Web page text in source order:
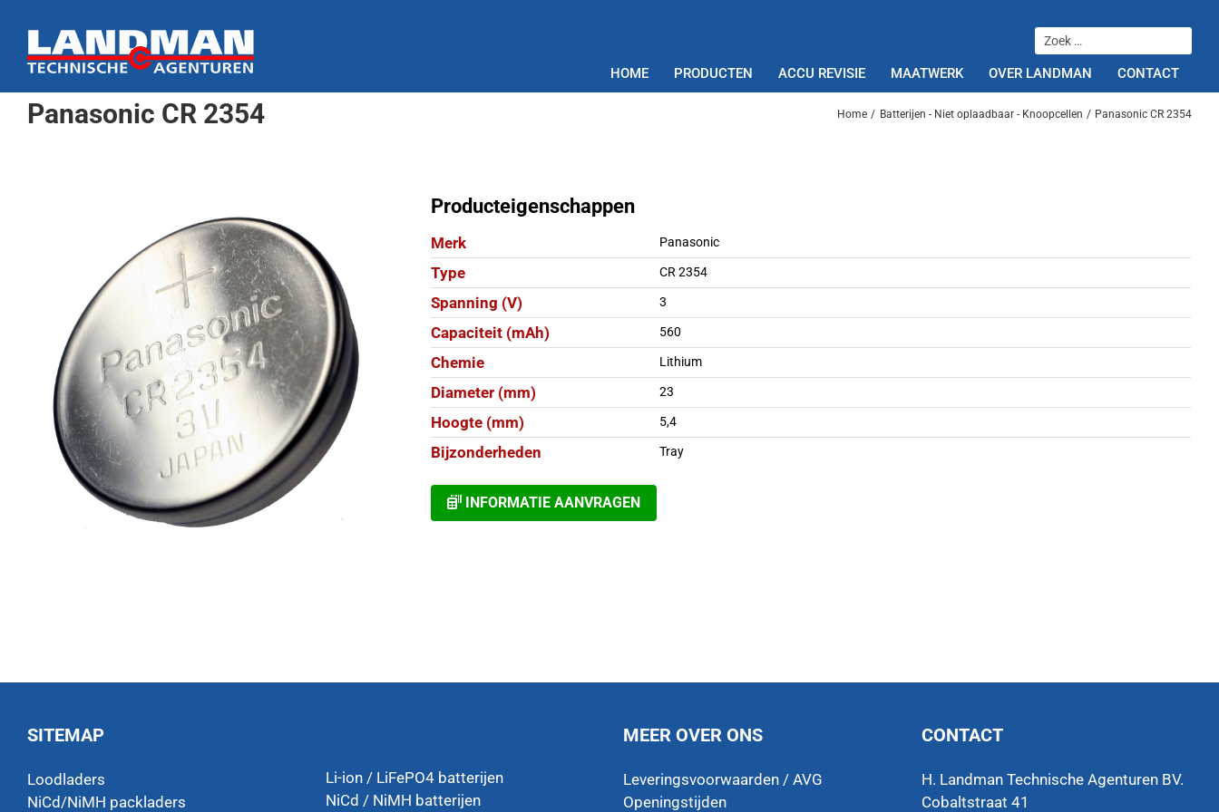
naar
inhoud
HOME PRODUCTEN ACCU REVISIE MAATWERK OVER LANDMAN CONTACT
Panasonic CR 2354 Home Batterijen - Niet oplaadbaar - Knoopcellen Panasonic CR 2354
Producteigenschappen
Merk Panasonic
Type CR 2354
Spanning (V) 3
Capaciteit (mAh) 560
Chemie Lithium
Diameter (mm) 23
Hoogte (mm) 5,4
Bijzonderheden Tray
INFORMATIE AANVRAGEN
SITEMAP
Loodladers
NiCd/NiMH packladers
Li-ion / LiFePO4 batterijen
NiCd / NiMH batterijen
MEER OVER ONS
Leveringsvoorwaarden / AVG
Openingstijden
CONTACT
H. Landman Technische Agenturen BV.
Cobaltstraat 41